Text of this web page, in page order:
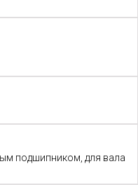
подшипником, для вала